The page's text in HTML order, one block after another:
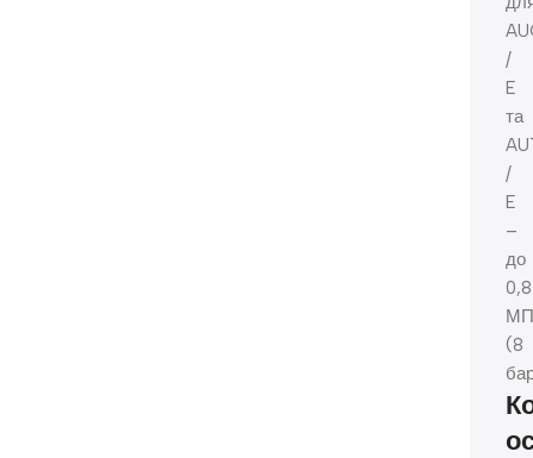
/
E
та
/
E
–
до
0,8
(8